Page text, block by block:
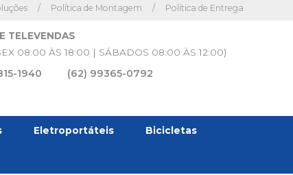
Política de Entrega
/
Política de Montagem
/
TELEVENDAS
08:00 ÀS 18:00 | SÁBADOS 08:00 ÀS 12:00)
1940 (62) 99365-0792
Eletroportáteis Bicicletas